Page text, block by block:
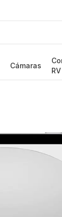
Cámaras
RV